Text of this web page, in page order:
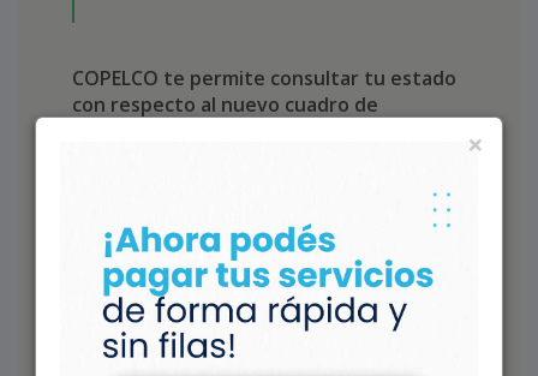
×
COPELCO te permite consultar tu estado
con respecto al nuevo cuadro de
Acceso a los Subsidios a la Energía (RASE),
provisto por el Gobierno Nacional.
• Consultá por tuNúmero de Suministro
Número de Medidor de Energía COPELCO.